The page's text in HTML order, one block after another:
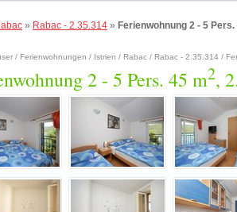
» Rabac - 2.35.314 » Ferienwohnung 2 - 5 Pers.
/ Ferienwohnungen / Istrien / Rabac / Rabac - 2.35.314 /
2 - 5 Pers. 45 m2,